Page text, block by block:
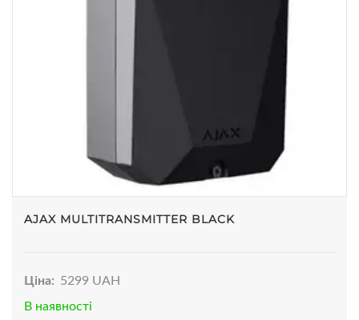
AJAX MULTITRANSMITTER BLACK
Ціна: 5299 UAH
В наявності